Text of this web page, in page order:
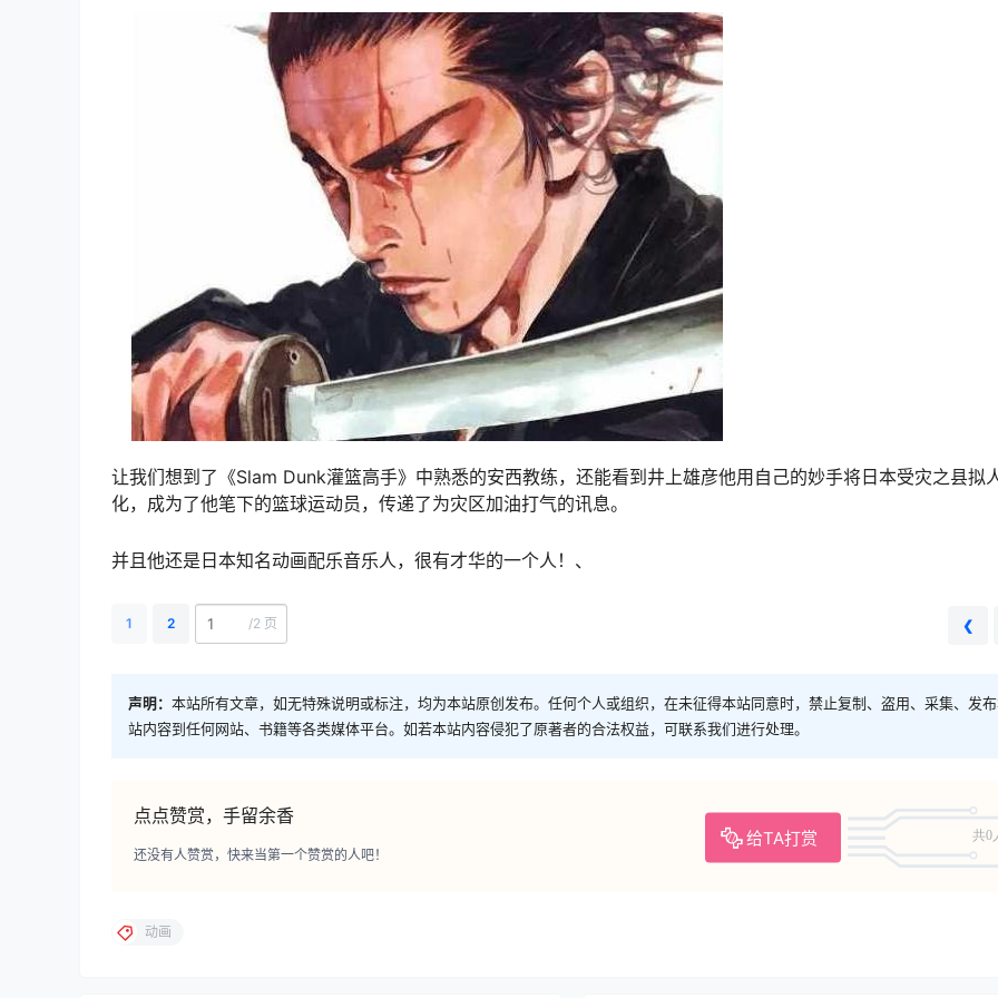
让我们想到了《Slam Dunk灌篮高手》中熟悉的安西教练，还能看到井上雄彦他用自己的妙手将日本受灾之县拟
化，成为了他笔下的篮球运动员，传递了为灾区加油打气的讯息。
并且他还是日本知名动画配乐音乐人，很有才华的一个人！、
1 2 /2 页 ❮
声明： 本站所有文章，如无特殊说明或标注，均为本站原创发布。任何个人或组织，在未征得本站同意时，禁止复制、盗用、采集、发
站内容到任何网站、书籍等各类媒体平台。如若本站内容侵犯了原著者的合法权益，可联系我们进行处理。
点点赞赏，手留余香
给TA打赏 共0
还没有人赞赏，快来当第一个赞赏的人吧！
动画